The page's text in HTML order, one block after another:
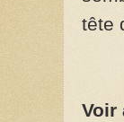
tête
Voir